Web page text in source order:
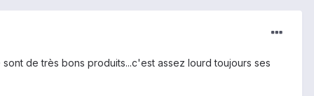
de très bons produits...c'est assez lourd toujours ses